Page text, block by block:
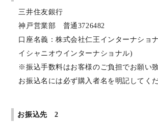
三井住友銀行
神戸営業部 普通3726482
口座名義：株式会社仁王インターナショ
イシャニオウインターナショナル)
※振込手数料はお客様のご負担でお願い致
お振込名には必ず購入者名を明記してくだ
お振込先 2